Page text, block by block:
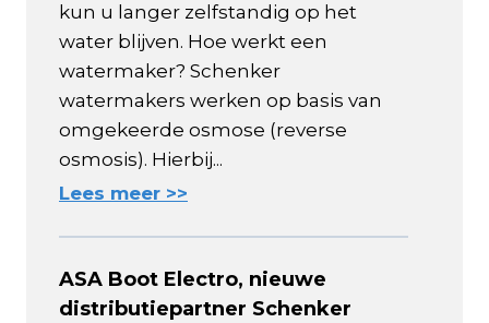
kun u langer zelfstandig op het
water blijven. Hoe werkt een
watermaker? Schenker
watermakers werken op basis van
omgekeerde osmose (reverse
osmosis). Hierbij...
Lees meer >>
ASA Boot Electro, nieuwe
distributiepartner Schenker